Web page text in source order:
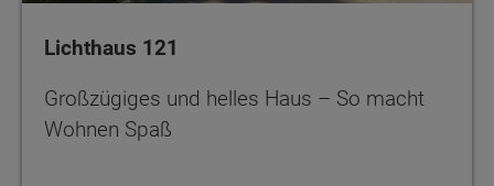
Lichthaus 121
Großzügiges und helles Haus – So macht
Wohnen Spaß